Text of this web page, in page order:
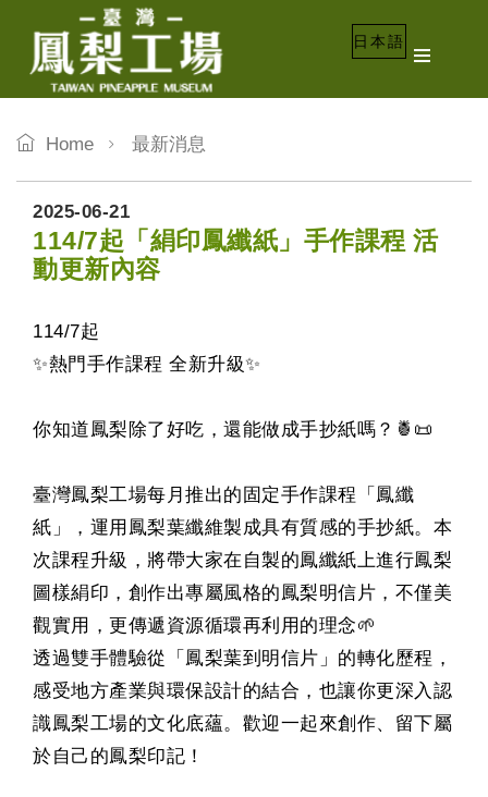
日本語
Home 最新消息
2025-06-21
114/7起「絹印鳳纖紙」手作課程 活
動更新內容
114/7起
✨熱門手作課程 全新升級✨
你知道鳳梨除了好吃，還能做成手抄紙嗎？🍍📜
臺灣鳳梨工場每月推出的固定手作課程「鳳纖
紙」，運用鳳梨葉纖維製成具有質感的手抄紙。本
次課程升級，將帶大家在自製的鳳纖紙上進行鳳梨
圖樣絹印，創作出專屬風格的鳳梨明信片，不僅美
觀實用，更傳遞資源循環再利用的理念🌱
透過雙手體驗從「鳳梨葉到明信片」的轉化歷程，
感受地方產業與環保設計的結合，也讓你更深入認
識鳳梨工場的文化底蘊。歡迎一起來創作、留下屬
於自己的鳳梨印記！